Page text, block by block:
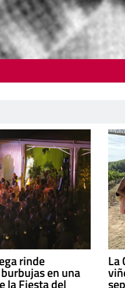
rinde
en una
la Fiesta del
La